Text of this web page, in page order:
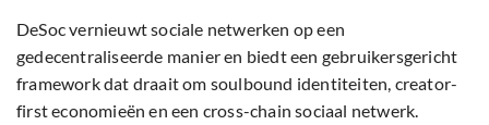
DeSoc vernieuwt sociale netwerken op een
gedecentraliseerde manier en biedt een gebruikersgericht
framework dat draait om soulbound identiteiten, creator-
first economieën en een cross-chain sociaal netwerk.